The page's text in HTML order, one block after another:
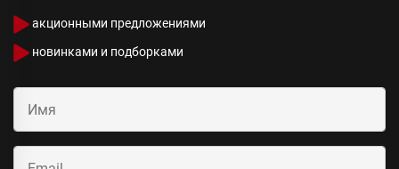
акционными предложениями
новинками и подборками